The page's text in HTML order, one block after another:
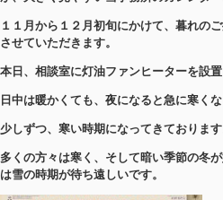
１１月から１２月初旬にかけて、暮れの
させていただきます。
本日、相談室に灯油ファンヒーターを設置
日中は暖かくても、夜になると急に寒くな
少しずつ、寒い時期になってきております
多くの方々は寒く、そして暗い季節の冬
は雪の時期が待ち遠しいです。